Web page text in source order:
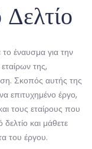
το έναυσμα για την
της,
Σκοπός αυτής της
επιτυχημένο έργο,
τους εταίρους που
και μάθετε
του έργου.